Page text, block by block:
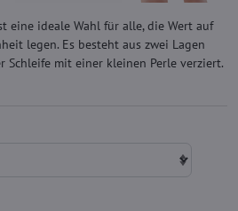
eine ideale Wahl für alle, die Wert auf
legen. Es besteht aus zwei Lagen
mit einer kleinen Perle verziert.